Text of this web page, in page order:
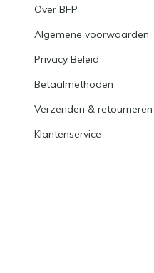
Over BFP
Algemene voorwaarden
Privacy Beleid
Betaalmethoden
Verzenden & retourneren
Klantenservice